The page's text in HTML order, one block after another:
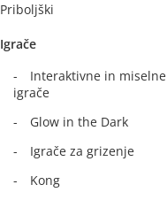
Priboljški
Igrače
Interaktivne in miselne
igrače
Glow in the Dark
Igrače za grizenje
Kong